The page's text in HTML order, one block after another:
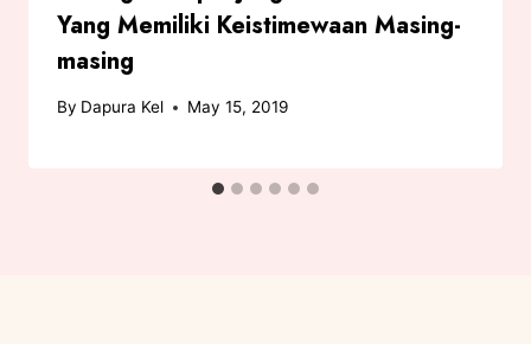
Yang Memiliki Keistimewaan Masing-
masing
By Dapura Kel May 15, 2019